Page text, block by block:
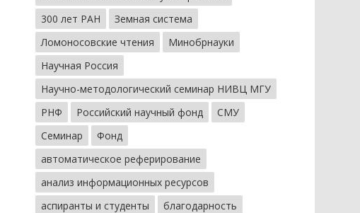
300 лет РАН
Земная система
Ломоносовские чтения
Минобрнауки
Научная Россия
Научно-методологический семинар НИВЦ МГУ
РНФ
Российский научный фонд
СМУ
Семинар
Фонд
автоматическое реферирование
анализ информационных ресурсов
аспиранты и студенты
благодарность